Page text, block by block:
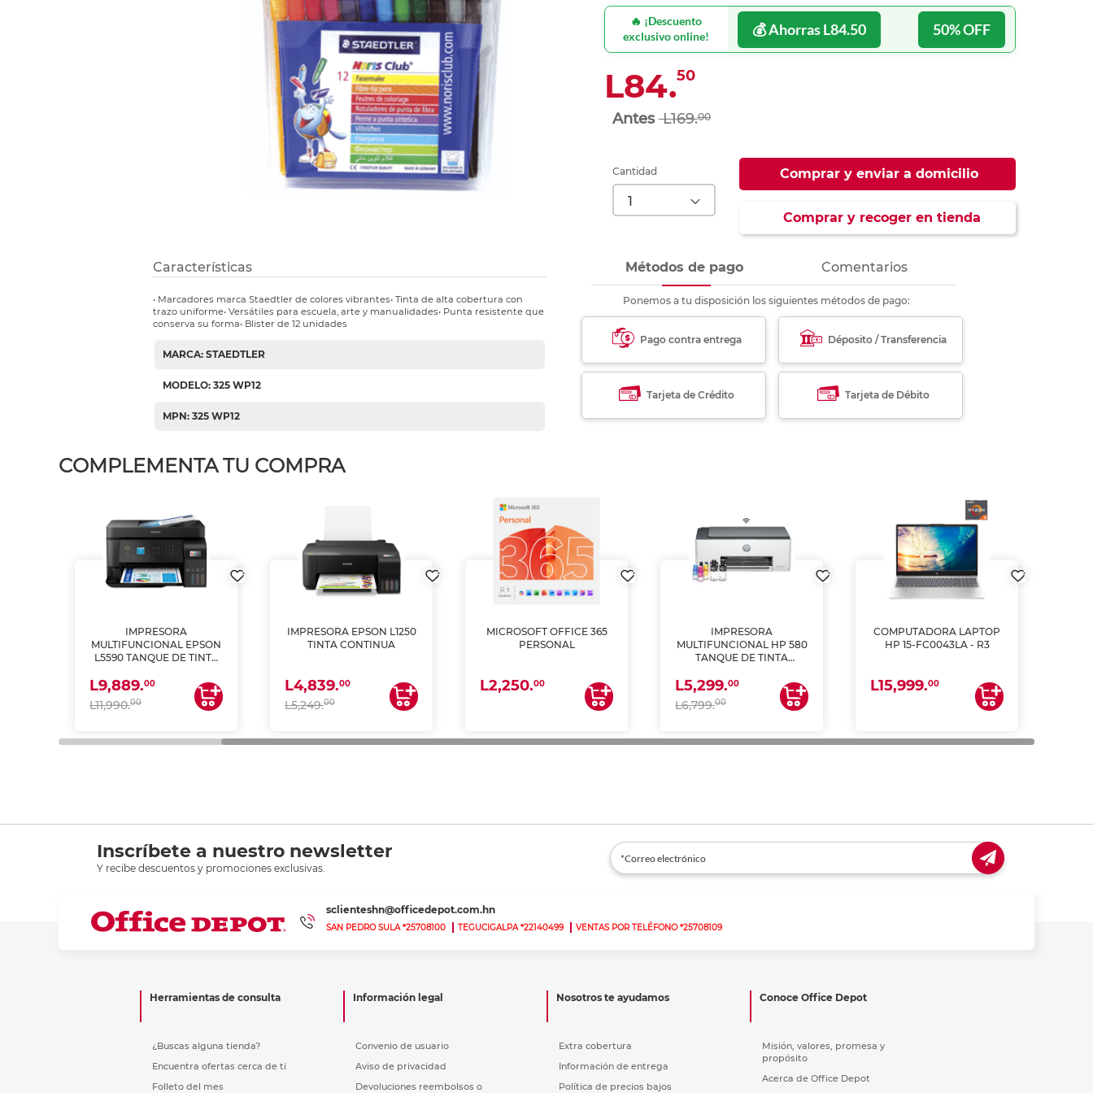
Ver más
Ver más
Ver más
Etiquetas inkjet y láser
Refuerzos para carpeta
Ver más
Ver más
Ver más
Ver más
🔥 ¡Descuento
exclusivo online!
💰 Ahorras L84.50 50% OFF
L84.50
L169.00
Cantidad Comprar y enviar a domicilio
Comprar y recoger en tienda
Características
• Marcadores marca Staedtler de colores vibrantes• Tinta de alta cobertura con
trazo uniforme• Versátiles para escuela, arte y manualidades• Punta resistente que
conserva su forma• Blister de 12 unidades
MARCA: STAEDTLER
MODELO: 325 WP12
MPN: 325 WP12
Métodos de pago Comentarios
Ponemos a tu disposición los siguientes métodos de pago:
Pago contra entrega Déposito / Transferencia
Tarjeta de Crédito Tarjeta de Débito
COMPLEMENTA TU COMPRA
IMPRESORA
MULTIFUNCIONAL EPSON
L5590 TANQUE DE TINTA
ESCANEA)
L9,889.00
L11,990.00
IMPRESORA EPSON L1250
TINTA CONTINUA
L4,839.00
L5,249.00
MICROSOFT OFFICE 365
PERSONAL
L2,250.00
IMPRESORA
MULTIFUNCIONAL HP 580
TANQUE DE TINTA
ESCANEA)
L5,299.00
L6,799.00
COMPUTADORA LAPTOP
HP 15-FC0043LA - R3
L15,999.00
Inscríbete a nuestro newsletter
Y recibe descuentos y promociones exclusivas.
sclienteshn@officedepot.com.hn
SAN PEDRO SULA *25708100 TEGUCIGALPA *22140499 VENTAS POR TELÉFONO *25708109
Herramientas de consulta
¿Buscas alguna tienda?
Encuentra ofertas cerca de ti
Folleto del mes
Información legal
Convenio de usuario
Aviso de privacidad
Devoluciones reembolsos o
Nosotros te ayudamos
Extra cobertura
Información de entrega
Política de precios bajos
Conoce Office Depot
Misión, valores, promesa y
propósito
Acerca de Office Depot